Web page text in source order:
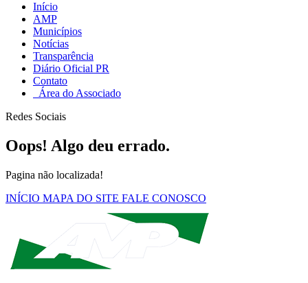
Início
AMP
Municípios
Notícias
Transparência
Diário Oficial PR
Contato
Área do Associado
Redes Sociais
Oops! Algo deu errado.
Pagina não localizada!
INÍCIO MAPA DO SITE FALE CONOSCO